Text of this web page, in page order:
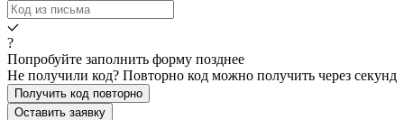
?
Попробуйте заполнить форму позднее
Не получили код? Повторно код можно получить через секунд
Получить код повторно
Оставить заявку